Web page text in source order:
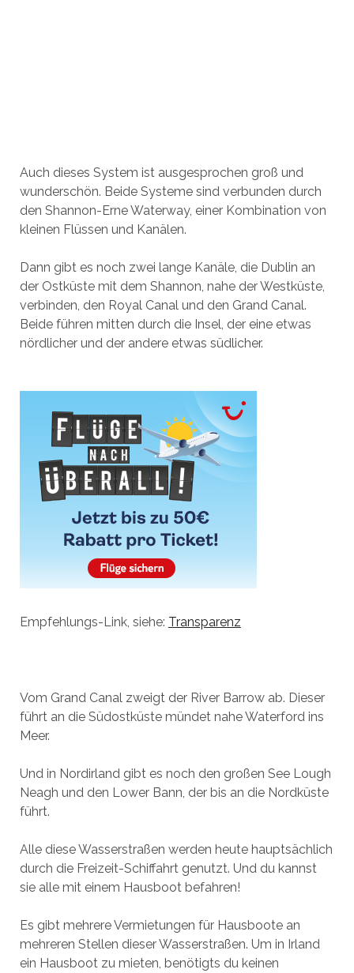
Auch dieses System ist ausgesprochen groß und
wunderschön. Beide Systeme sind verbunden durch
den Shannon-Erne Waterway, einer Kombination von
kleinen Flüssen und Kanälen.
Dann gibt es noch zwei lange Kanäle, die Dublin an
der Ostküste mit dem Shannon, nahe der Westküste,
verbinden, den Royal Canal und den Grand Canal.
Beide führen mitten durch die Insel, der eine etwas
nördlicher und der andere etwas südlicher.
Empfehlungs-Link, siehe: Transparenz
Vom Grand Canal zweigt der River Barrow ab. Dieser
führt an die Südostküste mündet nahe Waterford ins
Meer.
Und in Nordirland gibt es noch den großen See Lough
Neagh und den Lower Bann, der bis an die Nordküste
führt.
Alle diese Wasserstraßen werden heute hauptsächlich
durch die Freizeit-Schiffahrt genutzt. Und du kannst
sie alle mit einem Hausboot befahren!
Es gibt mehrere Vermietungen für Hausboote an
mehreren Stellen dieser Wasserstraßen. Um in Irland
ein Hausboot zu mieten, benötigts du keinen